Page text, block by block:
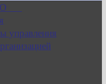
управления